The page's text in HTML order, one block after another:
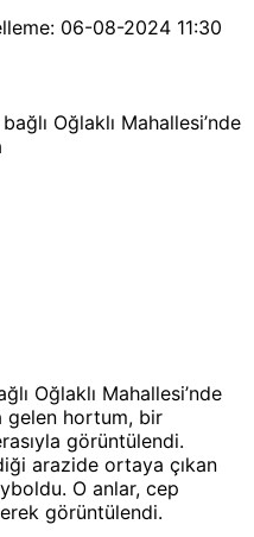
06-08-2024 11:30
Oğlaklı Mahallesi’nde
gelen hortum, bir
görüntülendi.
arazide ortaya çıkan
O anlar, cep
görüntülendi.